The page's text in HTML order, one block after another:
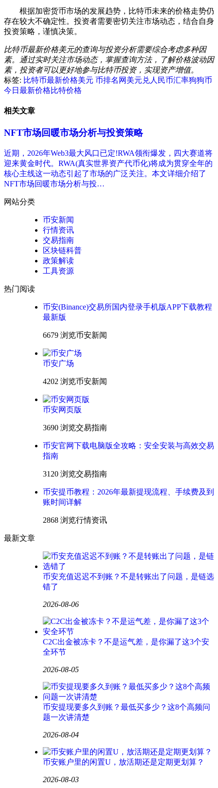
根据加密货币市场的发展趋势，比特币未来的价格走势仍
存在较大不确定性。投资者需要密切关注市场动态，结合自身
投资策略，谨慎决策。
比特币最新价格美元的查询与投资分析需要综合考虑多种因
素。通过实时关注市场动态，掌握查询方法，了解价格波动因
素，投资者可以更好地参与比特币投资，实现资产增值。
标签: 比特币最新价格美元 币排名网 美元兑人民币汇率狗狗币
今日最新价格比特价格
相关文章
NFT市场回暖市场分析与投资策略
近期，2026年Web3最大风口已定!RWA领衔爆发，四大赛道将
迎来黄金时代。RWA(真实世界资产代币化)将成为贯穿全年的
核心主线这一动态引起了市场的广泛关注。本文详细介绍了
NFT市场回暖市场分析与投…
网站分类
币安新闻
行情资讯
交易指南
区块链科普
政策解读
工具资源
热门阅读
币安(Binance)交易所国内登录手机版APP下载教程
最新版
6679 浏览币安新闻
币安广场
4202 浏览币安新闻
币安网页版
3690 浏览交易指南
币安官网下载电脑版全攻略：安全安装与高效交易
指南
3120 浏览交易指南
币安提币教程：2026年最新提现流程、手续费及到
账时间详解
2868 浏览行情资讯
最新文章
币安充值迟迟不到账？不是转账出了问题，是链选
错了
2026-08-06
C2C出金被冻卡？不是运气差，是你漏了这3个安
全环节
2026-08-05
币安提现要多久到账？最低买多少？这8个高频问
题一次讲清楚
2026-08-04
币安账户里的闲置U，放活期还是定期更划算？
2026-08-03